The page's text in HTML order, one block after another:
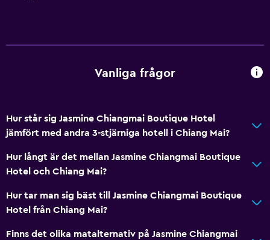
Vanliga frågor
Hur står sig Jasmine Chiangmai Boutique Hotel
jämfört med andra 3-stjärniga hotell i Chiang Mai?
Hur långt är det mellan Jasmine Chiangmai Boutique
Hotel och Chiang Mai?
Hur tar man sig bäst till Jasmine Chiangmai Boutique
Hotel från Chiang Mai?
Finns det olika matalternativ på Jasmine Chiangmai